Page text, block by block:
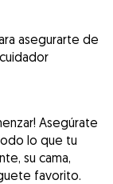
asegurarte de
Asegúrate
lo que tu
su cama,
favorito.